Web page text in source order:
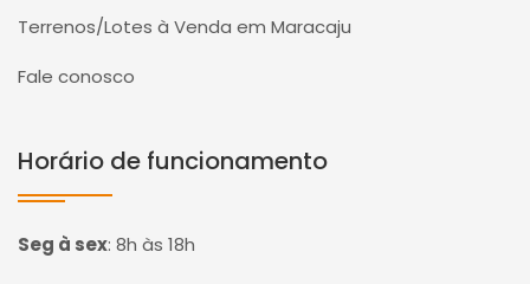
Terrenos/Lotes à Venda em Maracaju
Fale conosco
Horário de funcionamento
Seg à sex: 8h às 18h